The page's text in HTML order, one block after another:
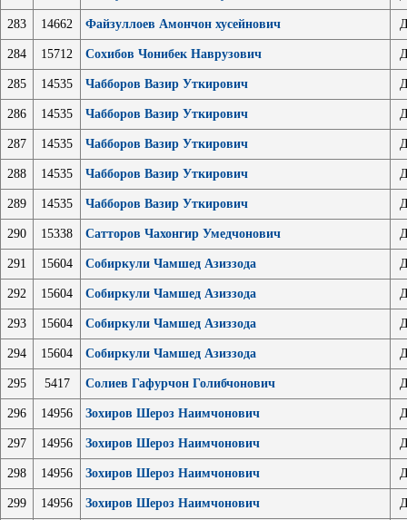
283 14662 Файзуллоев Амончон хусейнович
284 15712 Сохибов Чонибек Наврузович
285 14535 Чабборов Вазир Уткирович
286 14535 Чабборов Вазир Уткирович
287 14535 Чабборов Вазир Уткирович
288 14535 Чабборов Вазир Уткирович
289 14535 Чабборов Вазир Уткирович
290 15338 Сатторов Чахонгир Умедчонович
291 15604 Собиркули Чамшед Азиззода
292 15604 Собиркули Чамшед Азиззода
293 15604 Собиркули Чамшед Азиззода
294 15604 Собиркули Чамшед Азиззода
295 5417 Солиев Гафурчон Голибчонович
296 14956 Зохиров Шероз Наимчонович
297 14956 Зохиров Шероз Наимчонович
298 14956 Зохиров Шероз Наимчонович
299 14956 Зохиров Шероз Наимчонович